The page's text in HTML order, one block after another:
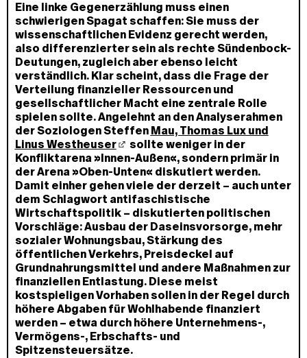
Eine linke Gegenerzählung muss einen
schwierigen Spagat schaffen: Sie muss der
wissenschaftlichen Evidenz gerecht werden,
also differenzierter sein als rechte Sündenbock-
Deutungen, zugleich aber ebenso leicht
verständlich. Klar scheint, dass die Frage der
Verteilung finanzieller Ressourcen und
gesellschaftlicher Macht eine zentrale Rolle
spielen sollte. Angelehnt an den Analyserahmen
der Soziologen Steffen Mau, Thomas Lux und
Linus Westheuser
sollte weniger in der
Konfliktarena »Innen-Außen«, sondern primär in
der Arena »Oben-Unten« diskutiert werden.
Damit einher gehen viele der derzeit – auch unter
dem Schlagwort antifaschistische
Wirtschaftspolitik – diskutierten politischen
Vorschläge: Ausbau der Daseinsvorsorge, mehr
sozialer Wohnungsbau, Stärkung des
öffentlichen Verkehrs, Preisdeckel auf
Grundnahrungsmittel und andere Maßnahmen zur
finanziellen Entlastung. Diese meist
kostspieligen Vorhaben sollen in der Regel durch
höhere Abgaben für Wohlhabende finanziert
werden – etwa durch höhere Unternehmens-,
Vermögens-, Erbschafts- und
Spitzensteuersätze.